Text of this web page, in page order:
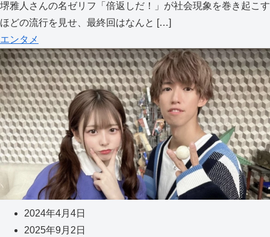
堺雅人さんの名ゼリフ「倍返しだ！」が社会現象を巻き起こす
ほどの流行を見せ、最終回はなんと […]
エンタメ
2024年4月4日
2025年9月2日